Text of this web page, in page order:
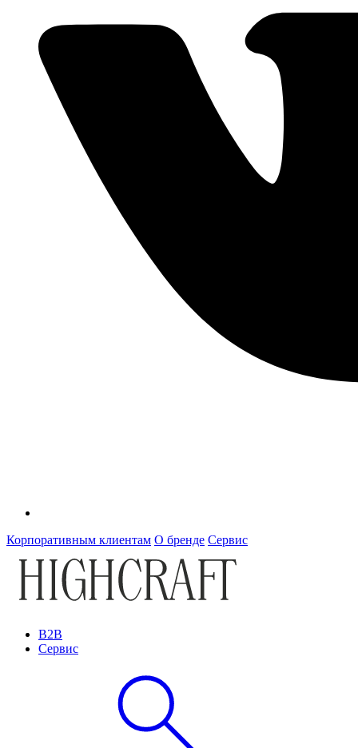
Корпоративным клиентам О бренде Сервис
B2B
Сервис